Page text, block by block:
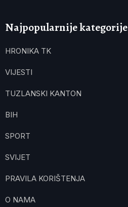
Najpopularnije kategorije
HRONIKA TK
VIJESTI
TUZLANSKI KANTON
BIH
SPORT
SVIJET
PRAVILA KORIŠTENJA
O NAMA